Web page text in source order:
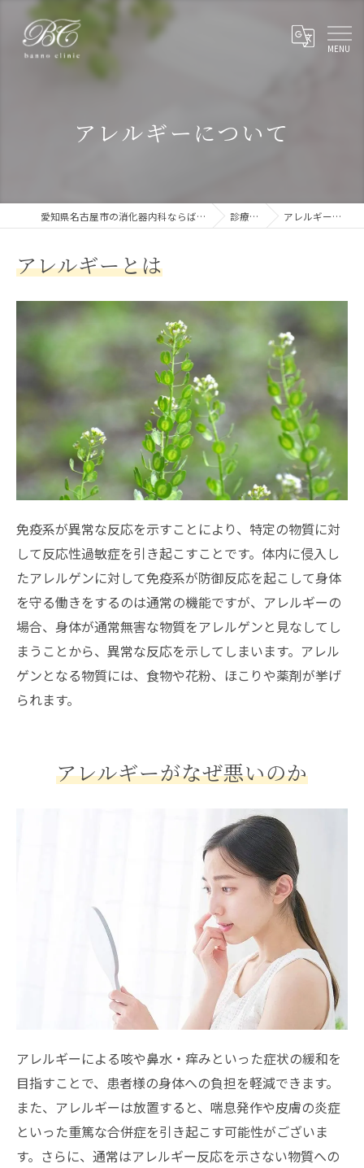
アレルギーについて
愛知県名古屋市の消化器内科ならばんのクリニック 診療案内 アレルギーについて
アレルギーとは
免疫系が異常な反応を示すことにより、特定の物質に対
して反応性過敏症を引き起こすことです。体内に侵入し
たアレルゲンに対して免疫系が防御反応を起こして身体
を守る働きをするのは通常の機能ですが、アレルギーの
場合、身体が通常無害な物質をアレルゲンと見なしてし
まうことから、異常な反応を示してしまいます。アレル
ゲンとなる物質には、食物や花粉、ほこりや薬剤が挙げ
られます。
アレルギーがなぜ悪いのか
アレルギーによる咳や鼻水・痒みといった症状の緩和を
目指すことで、患者様の身体への負担を軽減できます。
また、アレルギーは放置すると、喘息発作や皮膚の炎症
といった重篤な合併症を引き起こす可能性がございま
す。さらに、通常はアレルギー反応を示さない物質への